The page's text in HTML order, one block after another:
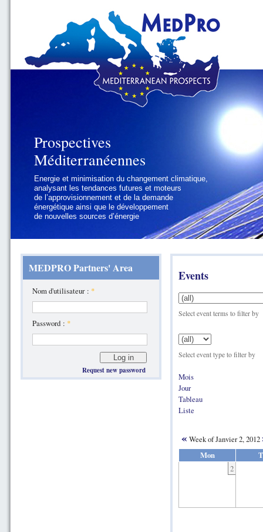
Prospectives
Méditerranéennes
Energie et minimisation du changement climatique,
analysant les tendances futures et moteurs
de l’approvisionnement et de la demande
énergétique ainsi que le développement
de nouvelles sources d’énergie
Prospectives
Méditerranéennes
Géopolitique et gouvernance, se focalisant sur les
défis politiques régionaux et internationaux
auxquels les pays méditerranéens
doivent faire face
MEDPRO Partners' Area
Nom d'utilisateur : *
Password : *
Request new password
Events
Select event terms to filter by
Select event type to filter by
Mois
Jour
Tableau
Liste
« Week of Janvier 2, 2012
Mon
2